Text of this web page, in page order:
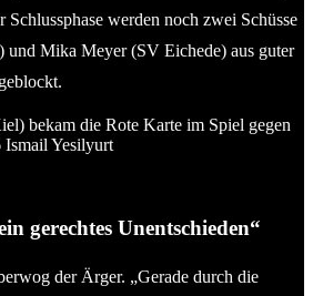
Schlussphase werden noch zwei Schüsse
Mika Meyer (SV Eichede) aus guter
gerechtes Unentschieden“
der Ärger. „Gerade durch die